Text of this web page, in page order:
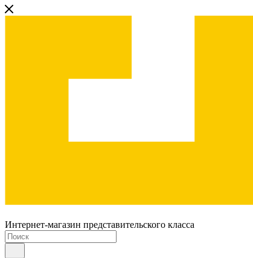
Интернет-магазин представительского класса